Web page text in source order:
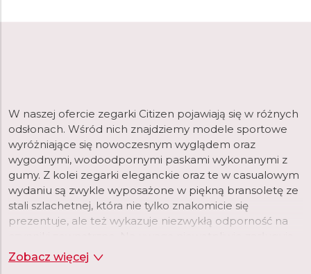
W naszej ofercie zegarki Citizen pojawiają się w różnych
odsłonach. Wśród nich znajdziemy modele sportowe
wyróżniające się nowoczesnym wyglądem oraz
wygodnymi, wodoodpornymi paskami wykonanymi z
gumy. Z kolei zegarki eleganckie oraz te w casualowym
wydaniu są zwykle wyposażone w piękną bransoletę ze
stali szlachetnej, która nie tylko znakomicie się
prezentuje, ale też wykazuje niezwykłą odporność na
również tarcze tworzone przez markę Citizen. Wśród
nich nie brakuje dużych, czytelnych tarcz, na których
Zobacz więcej